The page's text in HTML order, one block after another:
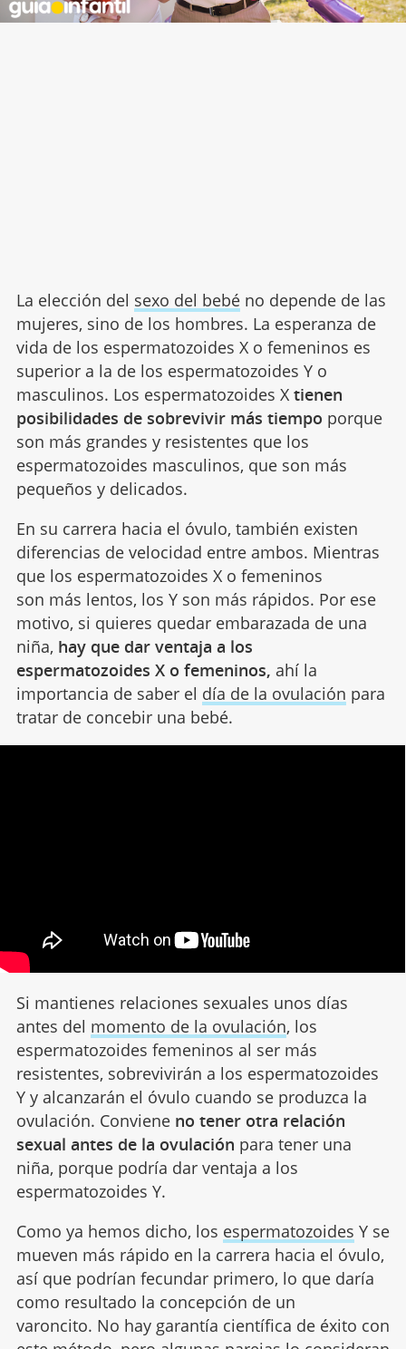
La elección del sexo del bebéno depende de las
mujeres, sino de los hombres. La esperanza de
vida de los espermatozoides X o femeninos es
superior a la de los espermatozoides Y o
masculinos. Los espermatozoides X tienen
posibilidades de sobrevivir más tiempo porque
son más grandes y resistentes que los
espermatozoides masculinos, que son más
pequeños y delicados.
En su carrera hacia el óvulo, también existen
diferencias de velocidad entre ambos. Mientras
que los espermatozoides X o femeninos
son más lentos, los Y son más rápidos. Por ese
motivo, si quieres quedar embarazada de una
niña, hay que dar ventaja a los
espermatozoides X o femeninos, ahí la
importancia de saber el día de la ovulación para
tratar de concebir una bebé.
Si mantienes relaciones sexuales unos días
antes del momento de la ovulación, los
espermatozoides femeninos al ser más
resistentes, sobrevivirán a los espermatozoides
Y y alcanzarán el óvulo cuando se produzca la
ovulación. Conviene no tener otra relación
sexual antes de la ovulación para tener una
niña, porque podría dar ventaja a los
espermatozoides Y.
Como ya hemos dicho, los espermatozoides Y se
mueven más rápido en la carrera hacia el óvulo,
así que podrían fecundar primero, lo que daría
como resultado la concepción de un
varoncito. No hay garantía científica de éxito con